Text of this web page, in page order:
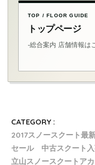
TOP / FLOOR GUIDE
トップページ
-総合案内 店舗情報は
CATEGORY :
2017スノースクート最
セール 中古スクート入
立山スノースクートア